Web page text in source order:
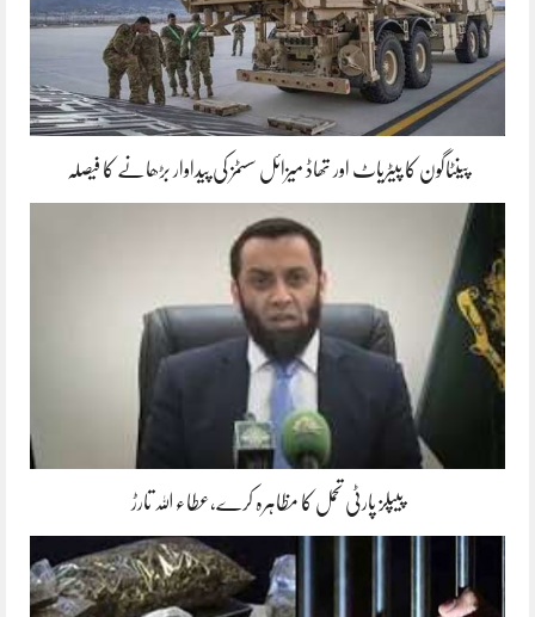
پینٹاگون کا پیٹریاٹ اور تھاڈ میزائل سسٹمز کی پیداوار بڑھانے کا فیصلہ
پیپلز پارٹی تحمل کا مظاہرہ کرے،عطاء اللہ تارڑ